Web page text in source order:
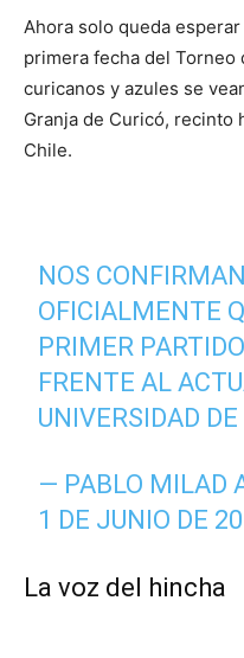
Ahora solo queda
primera fecha del Torneo
curicanos y azules se
Granja de Curicó, recinto
Chile.
NOS
OFICIALMENTE
PRIMER
FRENTE AL
UNIVERSIDAD
— PABLO MILAD
1 DE JUNIO DE
La voz del hincha